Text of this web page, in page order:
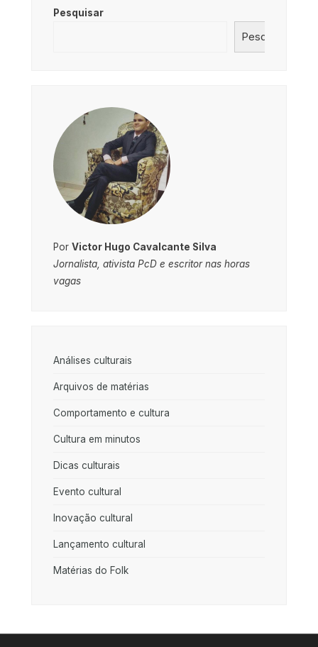
Pesquisar
Pesquisar
Por Victor Hugo Cavalcante Silva
Jornalista, ativista PcD e escritor nas horas
vagas
Análises culturais
Arquivos de matérias
Comportamento e cultura
Cultura em minutos
Dicas culturais
Evento cultural
Inovação cultural
Lançamento cultural
Matérias do Folk